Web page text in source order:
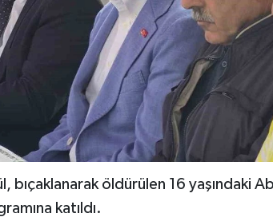
bıçaklanarak öldürülen 16 yaşındaki
katıldı.